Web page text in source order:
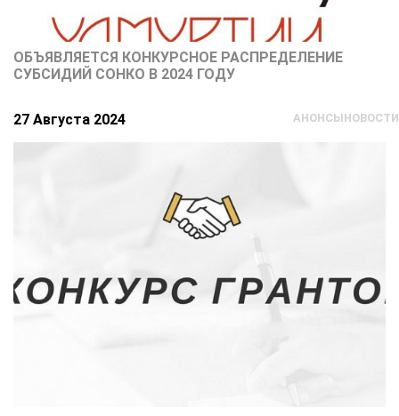
ОБЪЯВЛЯЕТСЯ КОНКУРСНОЕ РАСПРЕДЕЛЕНИЕ
СУБСИДИЙ СОНКО В 2024 ГОДУ
27 Августа 2024 АНОНСЫНОВОСТИ